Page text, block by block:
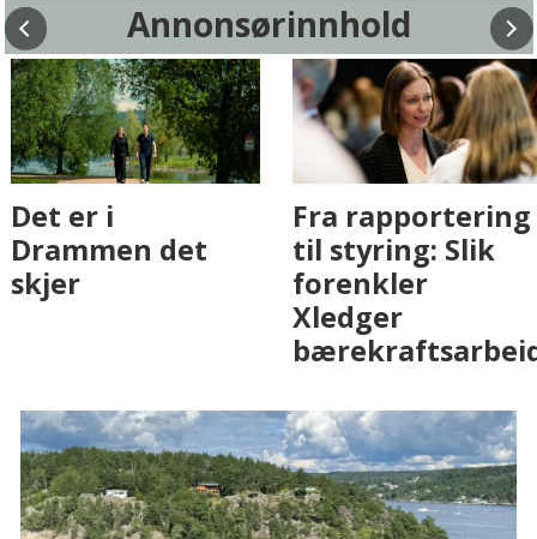
Annonsørinnhold
Fenistra endrer
eiendomsbransjen
med AI. Slik ser vi
Det er i
Drammen det
skjer